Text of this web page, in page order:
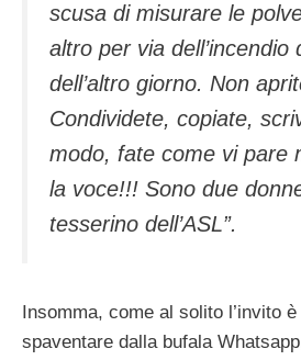
scusa di misurare le
altro per via dell’incendio
dell’altro giorno. Non
Condividete, copiate,
modo, fate come vi pare
la voce!!! Sono due
tesserino dell’ASL”.
Insomma, come al solito l’invito
spaventare dalla bufala